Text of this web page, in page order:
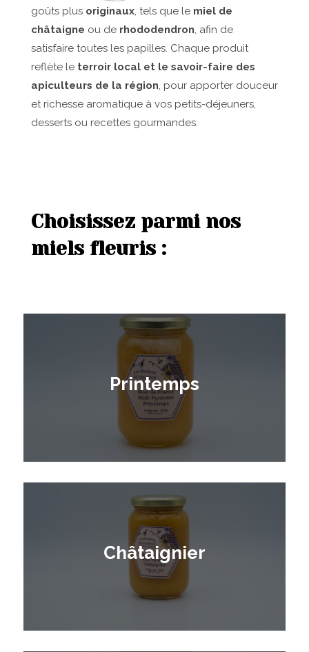
goûts plus originaux, tels que le miel de
châtaigne ou de rhododendron, afin de
satisfaire toutes les papilles. Chaque produit
reflète le terroir local et le savoir-faire des
apiculteurs de la région, pour apporter douceur
et richesse aromatique à vos petits-déjeuners,
desserts ou recettes gourmandes.
Choisissez parmi nos
miels fleuris :
Printemps
Châtaignier